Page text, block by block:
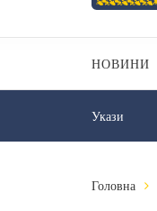
НОВИНИ
Укази
Головна